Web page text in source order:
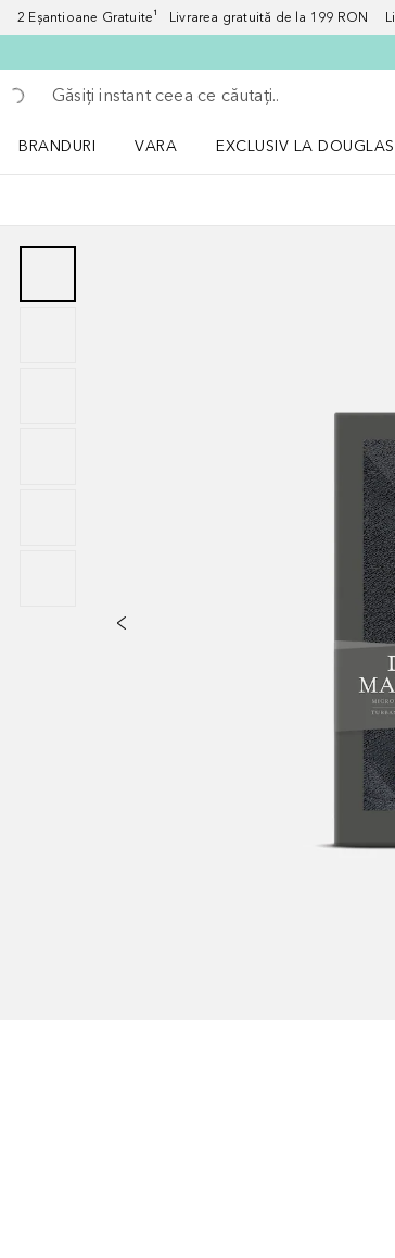
2 Eșantioane Gratuite¹ Livrarea gratuită de la 199 RON
Înapoi
Executați căutarea
BRANDURI
VARA
EXCLUSIV LA DOUGLAS